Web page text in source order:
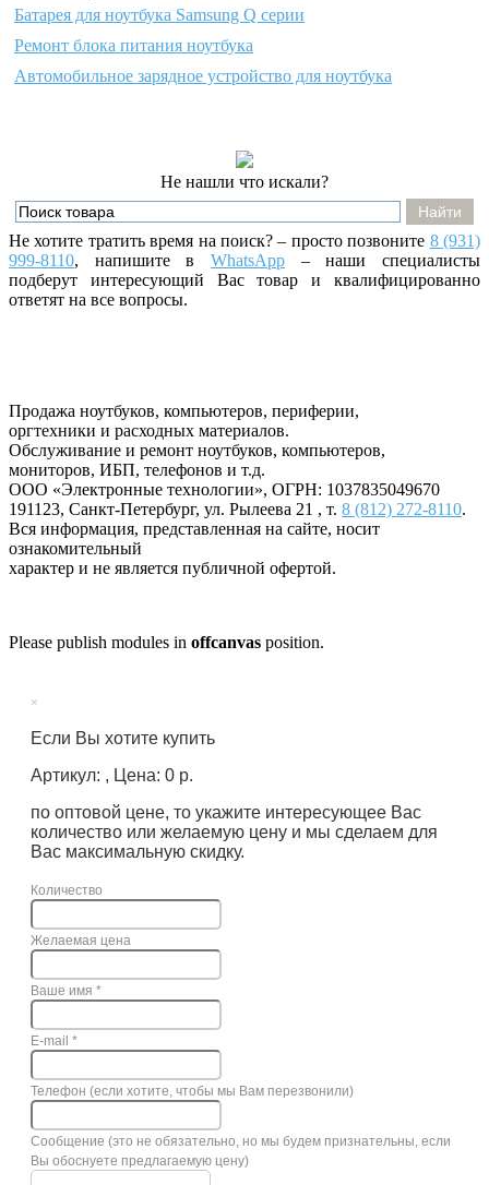
Батарея для ноутбука Samsung Q серии
Ремонт блока питания ноутбука
Автомобильное зарядное устройство для ноутбука
Не нашли что искали?
Не хотите тратить время на поиск? – просто позвоните 8 (931)
999-8110, напишитевWhatsApp – наши специалисты
подберут интересующий Вас товар и квалифицированно
ответят на все вопросы.
Продажа ноутбуков, компьютеров, периферии,
оргтехники и расходных материалов.
Обслуживание и ремонт ноутбуков, компьютеров,
мониторов, ИБП, телефонов и т.д.
ООО «Электронные технологии», ОГРН: 1037835049670
191123, Санкт-Петербург, ул. Рылеева 21 , т. 8 (812) 272-8110.
Вся информация, представленная на сайте, носит
ознакомительный
характер и не является публичной офертой.
Please publish modules in offcanvas position.
×
Если Вы хотите купить
Артикул: , Цена: 0 р.
по оптовой цене, то укажите интересующее Вас
количество или желаемую цену и мы сделаем для
Вас максимальную скидку.
Количество
Желаемая цена
Ваше имя *
E-mail *
Телефон (если хотите, чтобы мы Вам перезвонили)
Сообщение (это не обязательно, но мы будем признательны, если
Вы обоснуете предлагаемую цену)